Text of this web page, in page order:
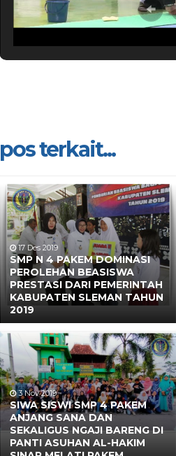
pos terkait...
17 Des 2019
SMP N 4 PAKEM DOMINASI
PEROLEHAN BEASISWA
PRESTASI DARI PEMERINTAH
KABUPATEN SLEMAN TAHUN
2019
3 Nov 2019
SIWA SISWI SMP 4 PAKEM
ANJANG SANA DAN
SEKALIGUS NGAJI BARENG DI
PANTI ASUHAN AL-HAKIM